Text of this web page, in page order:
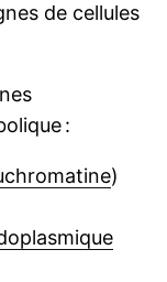
de cellules
:
)